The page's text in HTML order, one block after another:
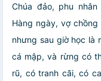
Chúa đảo, phu
Hàng ngày, vợ
nhưng sau giờ học là
cá mập, và rừng có
rũ, có tranh cãi, có